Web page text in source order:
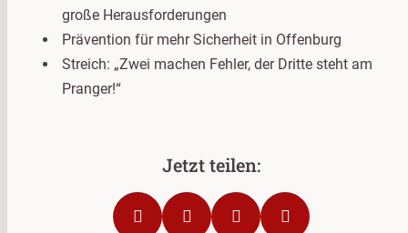
große Herausforderungen
Prävention für mehr Sicherheit in Offenburg
Streich: „Zwei machen Fehler, der Dritte steht am
Pranger!“